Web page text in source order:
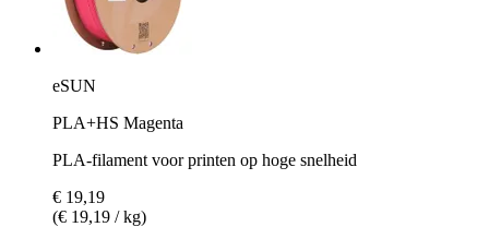
eSUN
PLA+HS Magenta
PLA-filament voor printen op hoge snelheid
€ 19,19
(€ 19,19 / kg)